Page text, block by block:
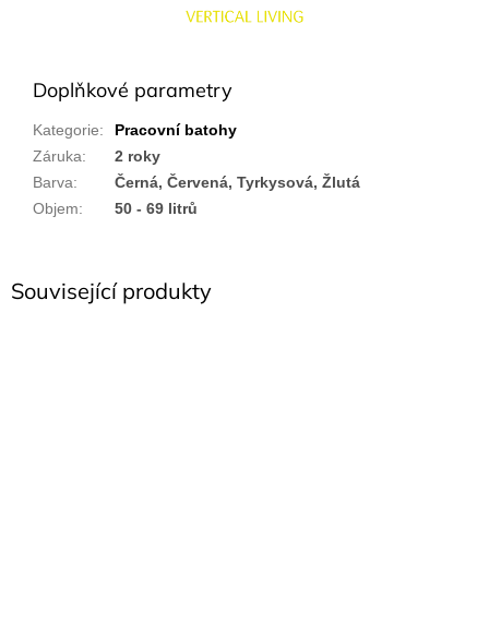
Související produkty
Doplňkové parametry
Kategorie:
Pracovní batohy
Záruka:
2 roky
Barva:
Černá, Červená, Tyrkysová, Žlutá
Objem: 50 - 69 litrů